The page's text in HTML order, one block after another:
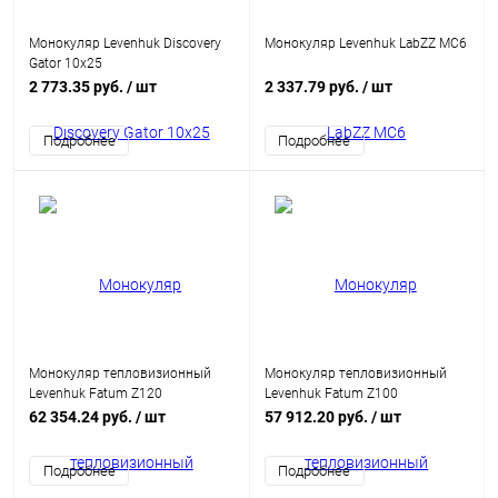
Монокуляр Levenhuk Discovery
Gator 10x25
2 773.35 руб. / шт
Подробнее
Монокуляр Levenhuk LabZZ MC6
2 337.79 руб. / шт
Подробнее
Монокуляр тепловизионный
Levenhuk Fatum Z120
62 354.24 руб. / шт
Подробнее
Монокуляр тепловизионный
Levenhuk Fatum Z100
57 912.20 руб. / шт
Подробнее